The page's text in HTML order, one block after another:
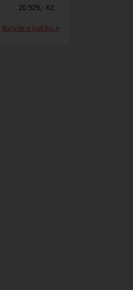
20 929,- Kč
dozvíte v košíku »